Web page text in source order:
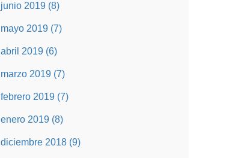
junio 2019 (8)
mayo 2019 (7)
abril 2019 (6)
marzo 2019 (7)
febrero 2019 (7)
enero 2019 (8)
diciembre 2018 (9)